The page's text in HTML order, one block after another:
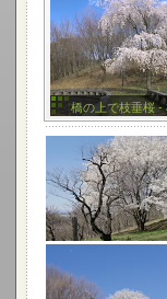
橋の上で枝垂桜 -